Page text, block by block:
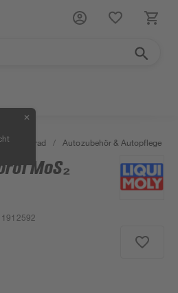
✕
& Fahrrad / Autozubehör & Autopflege
MoS₂
1912592